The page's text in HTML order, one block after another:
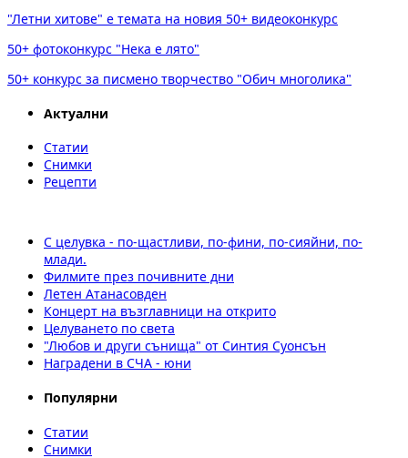
"Летни хитове" е темата на новия 50+ видеоконкурс
50+ фотоконкурс "Нека е лято"
50+ конкурс за писмено творчество "Обич многолика"
Актуални
Статии
Снимки
Рецепти
С целувка - по-щастливи, по-фини, по-сияйни, по-
млади.
Филмите през почивните дни
Летен Атанасовден
Концерт на възглавници на открито
Целуването по света
"Любов и други сънища" от Синтия Суонсън
Наградени в СЧА - юни
Популярни
Статии
Снимки